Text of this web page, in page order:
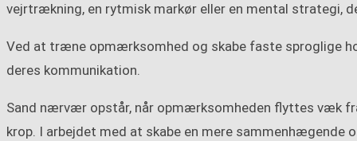
vejrtrækning, en rytmisk markør eller en mental strategi,
Ved at træne opmærksomhed og skabe faste sproglige
deres kommunikation.
Sand nærvær opstår, når opmærksomheden flyttes væk
krop. I arbejdet med at skabe en mere